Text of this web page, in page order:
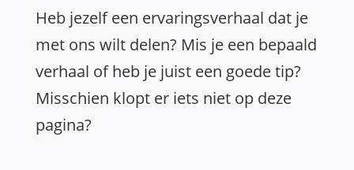
Heb jezelf een ervaringsverhaal dat je
met ons wilt delen? Mis je een bepaald
verhaal of heb je juist een goede tip?
Misschien klopt er iets niet op deze
pagina?